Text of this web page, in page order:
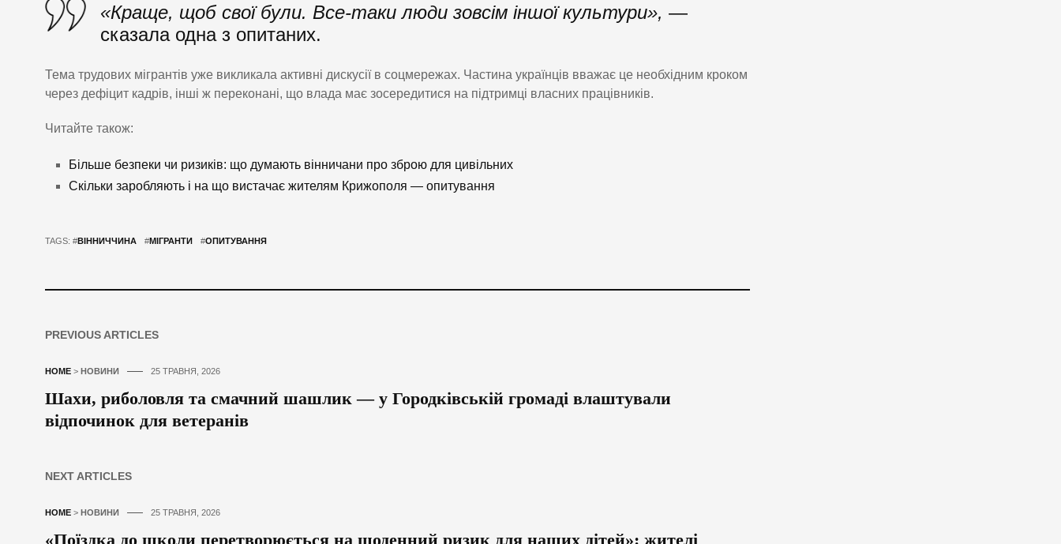
«Краще, щоб свої були. Все-таки люди зовсім іншої культури», —
сказала одна з опитаних.
Тема трудових мігрантів уже викликала активні дискусії в соцмережах. Частина українців вважає це необхідним кроком
через дефіцит кадрів, інші ж переконані, що влада має зосередитися на підтримці власних працівників.
Читайте також:
Більше безпеки чи ризиків: що думають вінничани про зброю для цивільних
Скільки заробляють і на що вистачає жителям Крижополя — опитування
TAGS: #ВІННИЧЧИНА #МІГРАНТИ #ОПИТУВАННЯ
PREVIOUS ARTICLES
HOME > НОВИНИ 25 ТРАВНЯ, 2026
Шахи, риболовля та смачний шашлик — у Городківській громаді влаштували
відпочинок для ветеранів
NEXT ARTICLES
HOME > НОВИНИ 25 ТРАВНЯ, 2026
«Поїздка до школи перетворюється на щоденний ризик для наших дітей»: жителі